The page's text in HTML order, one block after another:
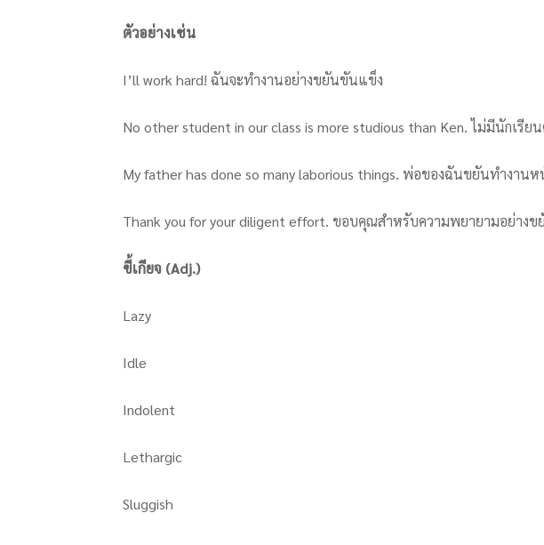
ตัวอย่างเช่น
I’ll work hard! ฉันจะทำงานอย่างขยันขันแข็ง
No other student in our class is more studious than Ken. ไม่มีนักเรี
My father has done so many laborious things. พ่อของฉันขยันทำงานห
Thank you for your diligent effort. ขอบคุณสำหรับความพยายามอย่าง
ขี้เกียจ (Adj.)
Lazy
Idle
Indolent
Lethargic
Sluggish